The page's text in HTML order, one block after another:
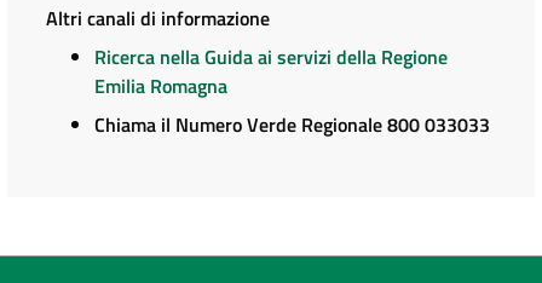
Altri canali di informazione
Ricerca nella Guida ai servizi della Regione
Emilia Romagna
Chiama il Numero Verde Regionale 800 033033